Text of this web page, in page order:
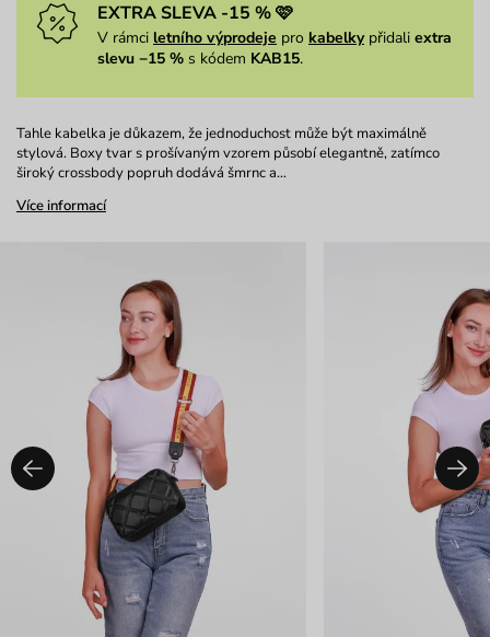
EXTRA SLEVA -15 % 🩷
V rámci letního výprodeje pro kabelkypřidali extra
slevu −15 % s kódem KAB15.
Tahle kabelka je důkazem, že jednoduchost může být maximálně
stylová. Boxy tvar s prošívaným vzorem působí elegantně, zatímco
široký crossbody popruh dodává šmrnc a…
Více informací